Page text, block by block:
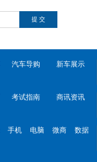
汽车导购 新车展示
考试指南 商讯资讯
手机 电脑 微商 数据